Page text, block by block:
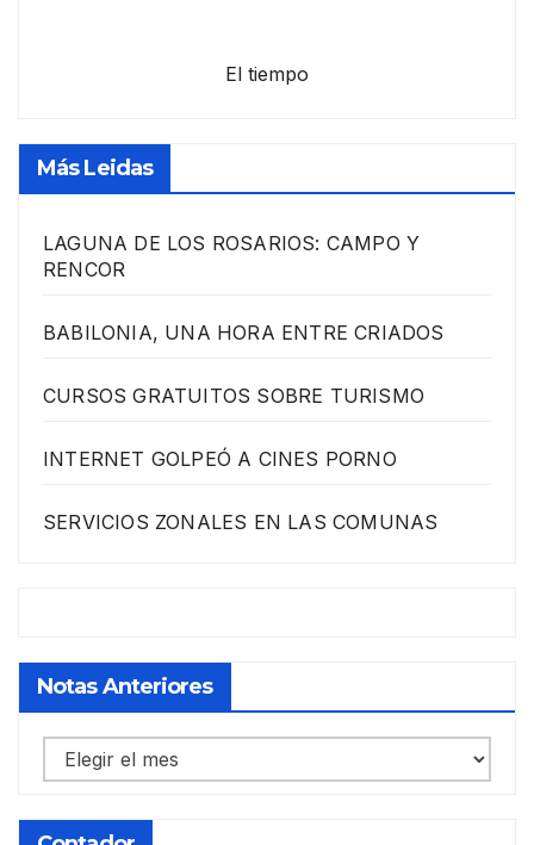
El tiempo
Más Leidas
LAGUNA DE LOS ROSARIOS: CAMPO Y
RENCOR
BABILONIA, UNA HORA ENTRE CRIADOS
CURSOS GRATUITOS SOBRE TURISMO
INTERNET GOLPEÓ A CINES PORNO
SERVICIOS ZONALES EN LAS COMUNAS
Notas Anteriores
Notas
anteriores